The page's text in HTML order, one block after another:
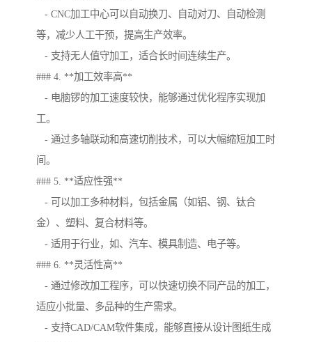
- CNC加工中心可以自动换刀、自动对刀、自动检测
等，减少人工干预，提高生产效率。
- 支持无人值守加工，适合长时间连续生产。
### 4. **加工效率高**
- 电脑锣的加工速度较快，能够通过优化程序实现加
工。
- 通过多轴联动和高速切削技术，可以大幅缩短加工时
间。
### 5. **适应性强**
- 可以加工多种材料，包括金属（如铝、钢、钛合
金）、塑料、复合材料等。
- 适用于行业，如、汽车、模具制造、电子等。
### 6. **灵活性高**
- 通过修改加工程序，可以快速切换不同产品的加工，
适应小批量、多品种的生产需求。
- 支持CAD/CAM软件集成，能够直接从设计图纸生成